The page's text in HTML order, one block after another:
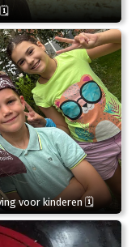
🗓
voor kinderen 🗓